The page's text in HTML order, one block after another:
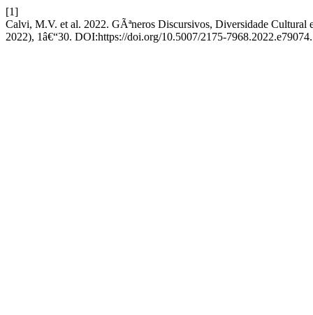
[1]
Calvi, M.V. et al. 2022. GÃªneros Discursivos, Diversidade
2022), 1â€“30. DOI:https://doi.org/10.5007/2175-7968.2022.e79074.